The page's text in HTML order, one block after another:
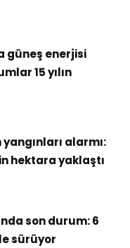
güneş enerjisi
15 yılın
alarmı:
hektara yaklaştı
son durum: 6
sürüyor